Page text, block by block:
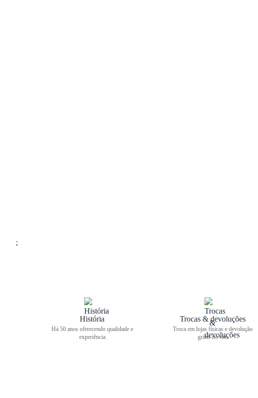
;
História
Há 50 anos oferecendo qualidade e
experiência
Trocas & devoluções
Troca em lojas físicas e devolução
grátis no site